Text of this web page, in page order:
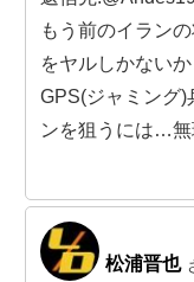
もう前のイラン
をヤルしかない
GPS(ジャミング)
ンを狙うには…
松浦晋也